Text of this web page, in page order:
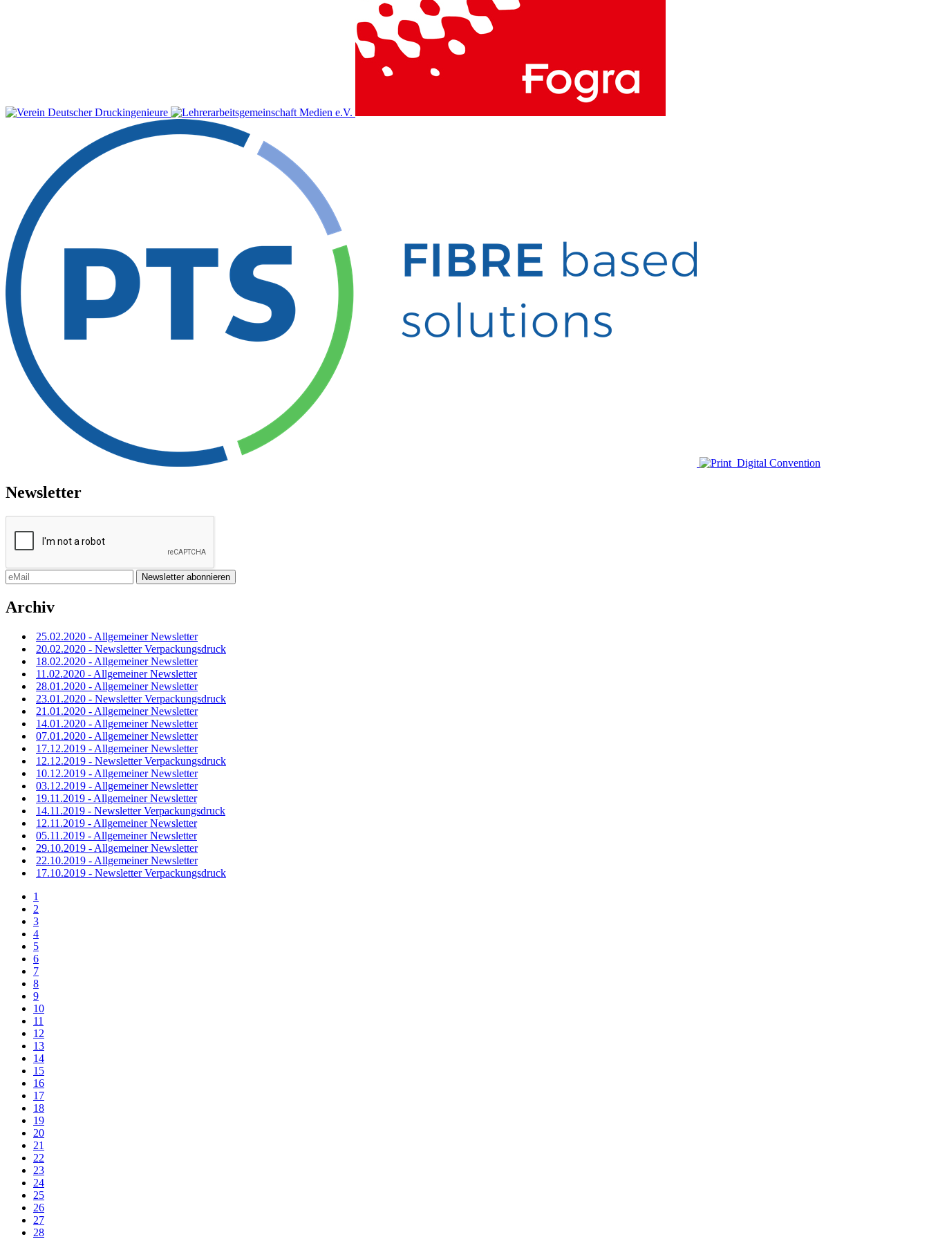
Newsletter
Archiv
25.02.2020 - Allgemeiner Newsletter
20.02.2020 - Newsletter Verpackungsdruck
18.02.2020 - Allgemeiner Newsletter
11.02.2020 - Allgemeiner Newsletter
28.01.2020 - Allgemeiner Newsletter
23.01.2020 - Newsletter Verpackungsdruck
21.01.2020 - Allgemeiner Newsletter
14.01.2020 - Allgemeiner Newsletter
07.01.2020 - Allgemeiner Newsletter
17.12.2019 - Allgemeiner Newsletter
12.12.2019 - Newsletter Verpackungsdruck
10.12.2019 - Allgemeiner Newsletter
03.12.2019 - Allgemeiner Newsletter
19.11.2019 - Allgemeiner Newsletter
14.11.2019 - Newsletter Verpackungsdruck
12.11.2019 - Allgemeiner Newsletter
05.11.2019 - Allgemeiner Newsletter
29.10.2019 - Allgemeiner Newsletter
22.10.2019 - Allgemeiner Newsletter
17.10.2019 - Newsletter Verpackungsdruck
1
2
3
4
5
6
7
8
9
10
11
12
13
14
15
16
17
18
19
20
21
22
23
24
25
26
27
28